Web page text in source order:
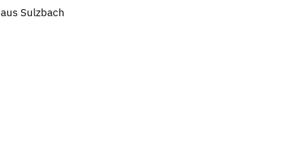
Sulzbach